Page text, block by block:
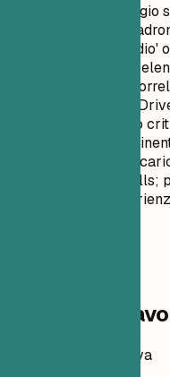
Usa un
tuoi livelli di
come 'intermedio'
Dai priorità
direttamente
Selenium
linguaggi meno
altamente
Evita di
troppe soft skills;
nella tua
Esperienza
Esperienza lavorativa